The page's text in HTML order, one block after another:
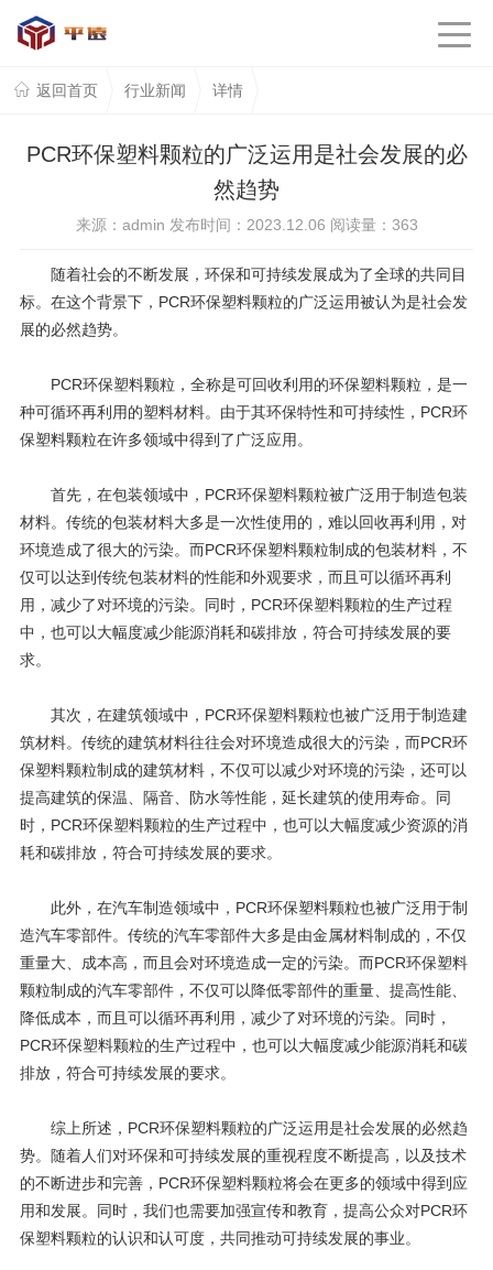
返回首页 行业新闻 详情
PCR环保塑料颗粒的广泛运用是社会发展的必
然趋势
来源：admin 发布时间：2023.12.06 阅读量： 363
随着社会的不断发展，环保和可持续发展成为了全球的共同目
标。在这个背景下， PCR环保塑料颗粒的广泛运用被认为是社会发
展的必然趋势。
PCR环保塑料颗粒，全称是可回收利用的环保塑料颗粒，是一
种可循环再利用的塑料材料。由于其环保特性和可持续性， PCR环
保塑料颗粒在许多领域中得到了广泛应用。
首先，在包装领域中， PCR环保塑料颗粒被广泛用于制造包装
材料。传统的包装材料大多是一次性使用的，难以回收再利用，对
环境造成了很大的污染。而PCR环保塑料颗粒制成的包装材料，不
仅可以达到传统包装材料的性能和外观要求，而且可以循环再利
用，减少了对环境的污染。同时， PCR环保塑料颗粒的生产过程
中，也可以大幅度减少能源消耗和碳排放，符合可持续发展的要
求。
其次，在建筑领域中， PCR环保塑料颗粒也被广泛用于制造建
筑材料。传统的建筑材料往往会对环境造成很大的污染，而PCR环
保塑料颗粒制成的建筑材料，不仅可以减少对环境的污染，还可以
提高建筑的保温、隔音、防水等性能，延长建筑的使用寿命。同
时， PCR环保塑料颗粒的生产过程中，也可以大幅度减少资源的消
耗和碳排放，符合可持续发展的要求。
此外，在汽车制造领域中， PCR环保塑料颗粒也被广泛用于制
造汽车零部件。传统的汽车零部件大多是由金属材料制成的，不仅
重量大、成本高，而且会对环境造成一定的污染。而PCR环保塑料
颗粒制成的汽车零部件，不仅可以降低零部件的重量、提高性能、
降低成本，而且可以循环再利用，减少了对环境的污染。同时，
PCR环保塑料颗粒的生产过程中，也可以大幅度减少能源消耗和碳
排放，符合可持续发展的要求。
综上所述， PCR环保塑料颗粒的广泛运用是社会发展的必然趋
势。随着人们对环保和可持续发展的重视程度不断提高，以及技术
的不断进步和完善， PCR环保塑料颗粒将会在更多的领域中得到应
用和发展。同时，我们也需要加强宣传和教育，提高公众对PCR环
保塑料颗粒的认识和认可度，共同推动可持续发展的事业。